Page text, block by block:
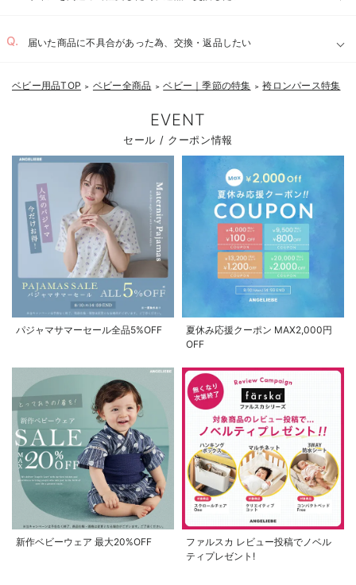
届いた商品に不具合があった為、交換・返品したい
お気に入り商品を確認する
ベビー用品TOP ＞ ベビー全商品 ＞ ベビー｜季節の特集 ＞ 袴ロンパース特集
EVENT
セール / クーポン情報
パジャマサマーセール全品5%OFF
夏休み応援クーポン MAX2,000円
OFF
新作ベビーウェア 最大20%OFF
ファルスカ レビュー投稿でノベル
ティプレゼント!